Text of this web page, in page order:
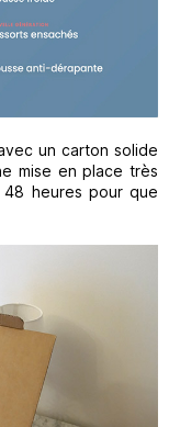
un carton solide
mise en place très
48 heures pour que